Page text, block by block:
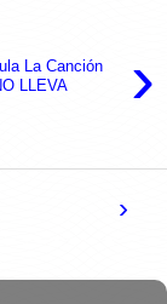
›
La Canción
LLEVA
›